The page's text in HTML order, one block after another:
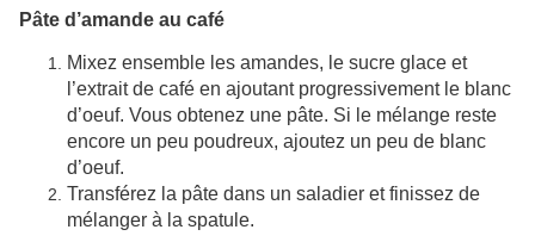
Pâte d’amande au café
Mixez ensemble les amandes, le sucre glace et
l’extrait de café en ajoutant progressivement le blanc
d’oeuf. Vous obtenez une pâte. Si le mélange reste
encore un peu poudreux, ajoutez un peu de blanc
d’oeuf.
Transférez la pâte dans un saladier et finissez de
mélanger à la spatule.